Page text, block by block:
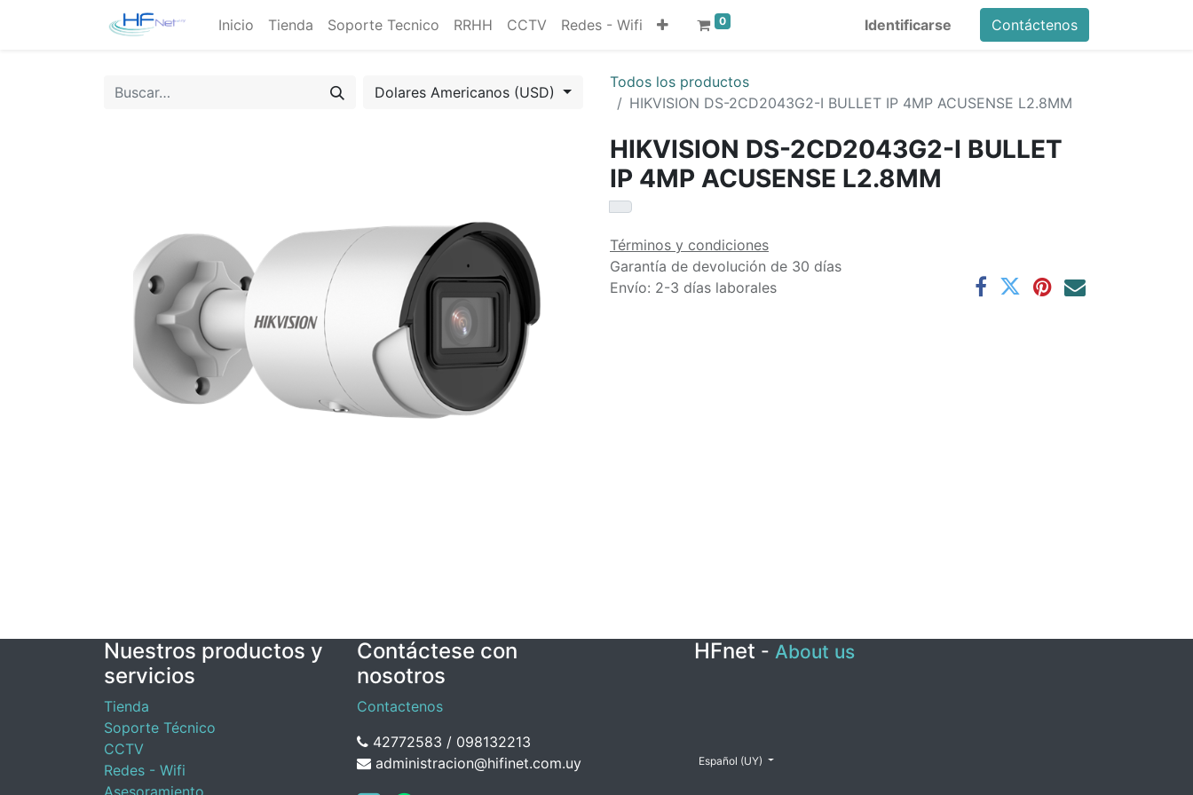
Inicio Tienda Soporte Tecnico RRHH CCTV Redes - Wifi 0 Identificarse Contáctenos
Dolares Americanos (USD)
Todos los productos
HIKVISION DS-2CD2043G2-I BULLET IP 4MP ACUSENSE L2.8MM
HIKVISION DS-2CD2043G2-I BULLET
IP 4MP ACUSENSE L2.8MM
Términos y condiciones
Garantía de devolución de 30 días
Envío: 2-3 días laborales
Nuestros productos y
servicios
Tienda
Soporte Técnico
CCTV
Redes - Wifi
Asesoramiento
Contáctese con
nosotros
Contactenos
42772583 / 098132213
administracion@hifinet.com.uy
HFnet - About us
Español (UY)